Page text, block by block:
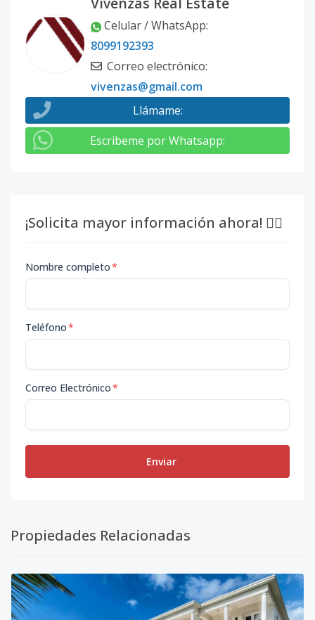
Celular / WhatsApp:
8099192393
Correo electrónico:
vivenzas@gmail.com
Llámame:
Escribeme por Whatsapp:
¡Solicita mayor información ahora! 👇🏽
Nombre completo*
Teléfono*
Correo Electrónico*
Enviar
Propiedades Relacionadas